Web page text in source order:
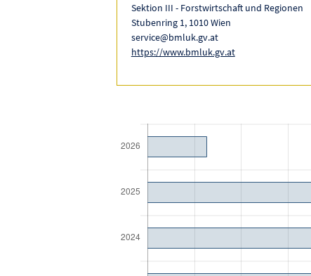
Sektion III - Forstwirtschaft und Regionen
Stubenring 1, 1010 Wien
service@bmluk.gv.at
https://www.bmluk.gv.at